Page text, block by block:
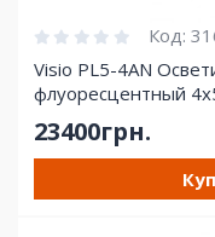
Код:
Visio PL5-4AN
флуоресцентный
23400грн.